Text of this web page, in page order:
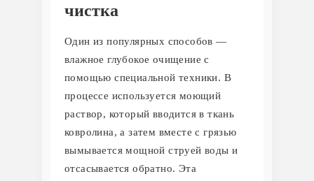
чистка
Один из популярных способов —
влажное глубокое очищение с
помощью специальной техники. В
процессе используется моющий
раствор, который вводится в ткань
ковролина, а затем вместе с грязью
вымывается мощной струей воды и
отсасывается обратно. Эта